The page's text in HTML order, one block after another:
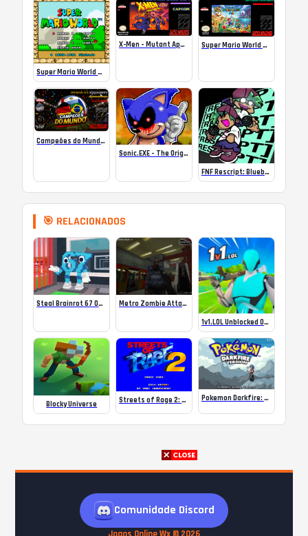
Super Mario World SA-1 Online
X-Men – Mutant Apocalypse Rebalanced Online Super Mario World Mix Online
Campeões do Mundo (ISS) Online
Sonic.EXE – The Original Game Online
FNF Rescript: Blueballed
🎯 RELACIONADOS
Steal Brainrot 67 Online
Metro Zombie Attack Subway 3D
1v1.LOL Unblocked Official
Blocky Universe Streets of Rage 2: Sonic Wars (Genesis) Romhack Pokemon Darkfire: New Update v2.1
Comunidade Discord
Jogos Online Wx © 2026